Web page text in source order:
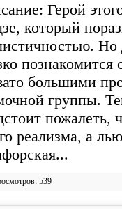
Герой
который
Но
большими
группы.
пожалеть,
реализма, а
539